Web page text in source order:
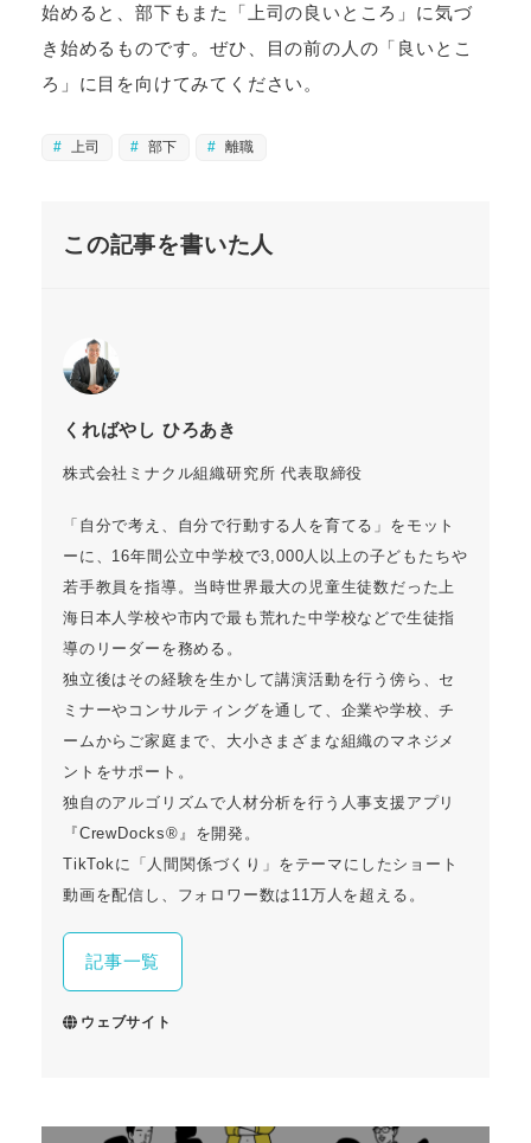
始めると、部下もまた「上司の良いところ」に気づ
き始めるものです。ぜひ、目の前の人の「良いとこ
ろ」に目を向けてみてください。
上司 部下 離職
この記事を書いた人
くればやし ひろあき
株式会社ミナクル組織研究所 代表取締役
「自分で考え、自分で行動する人を育てる」をモット
ーに、16年間公立中学校で3,000人以上の子どもたちや
若手教員を指導。当時世界最大の児童生徒数だった上
海日本人学校や市内で最も荒れた中学校などで生徒指
導のリーダーを務める。
独立後はその経験を生かして講演活動を行う傍ら、セ
ミナーやコンサルティングを通して、企業や学校、チ
ームからご家庭まで、大小さまざまな組織のマネジメ
ントをサポート。
独自のアルゴリズムで人材分析を行う人事支援アプリ
『CrewDocks®︎』を開発。
TikTokに「人間関係づくり」をテーマにしたショート
動画を配信し、フォロワー数は11万人を超える。
記事一覧
ウェブサイト